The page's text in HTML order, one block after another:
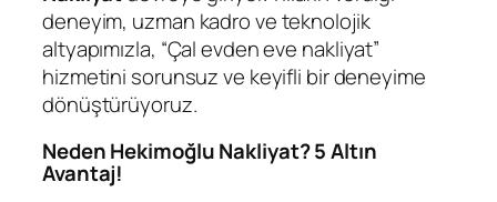
deneyim, uzman kadro ve teknolojik
altyapımızla, “Çal evden eve nakliyat”
hizmetini sorunsuz ve keyifli bir deneyime
dönüştürüyoruz.
Neden Hekimoğlu Nakliyat? 5 Altın
Avantaj!